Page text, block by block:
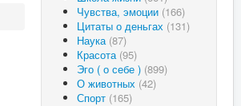
Чувства, эмоции (166)
Цитаты о деньгах (131)
Наука (87)
Красота (95)
Эго ( о себе ) (899)
О животных (42)
Спорт (165)